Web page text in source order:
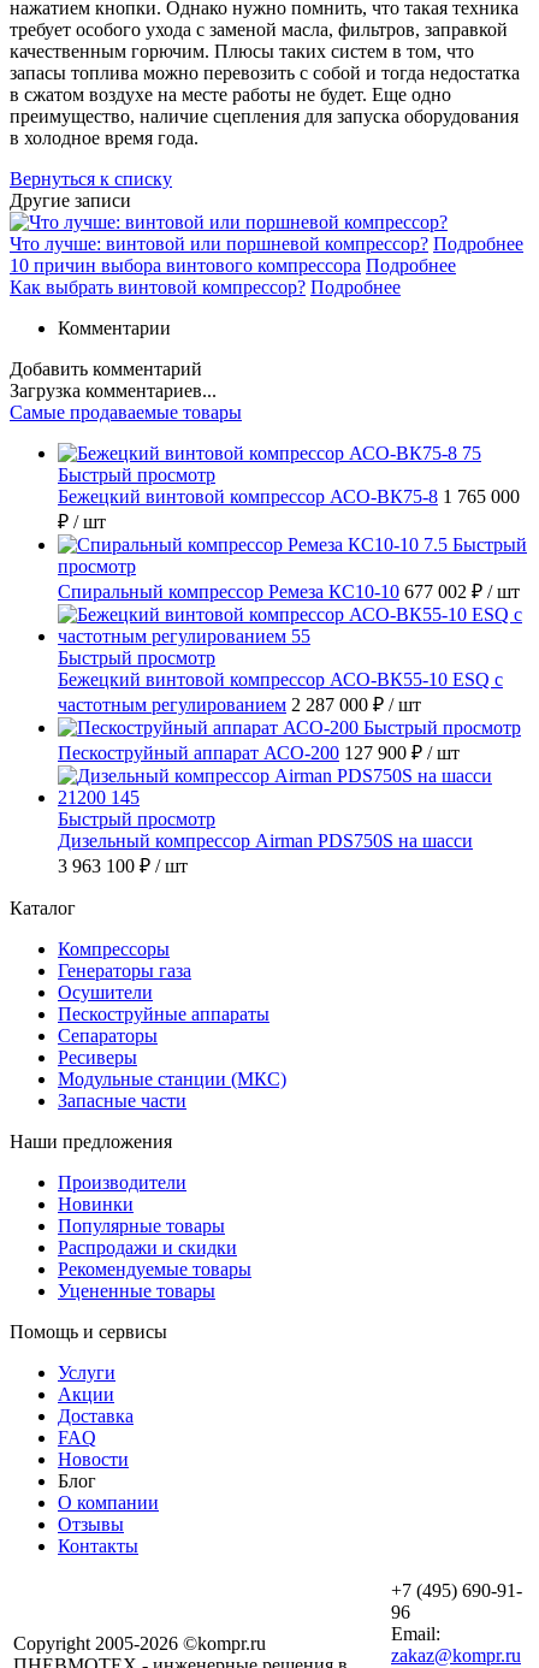
нажатием кнопки. Однако нужно помнить, что такая техника
требует особого ухода с заменой масла, фильтров, заправкой
качественным горючим. Плюсы таких систем в том, что
запасы топлива можно перевозить с собой и тогда недостатка
в сжатом воздухе на месте работы не будет. Еще одно
преимущество, наличие сцепления для запуска оборудования
в холодное время года.
Вернуться к списку
Другие записи
Что лучше: винтовой или поршневой компрессор? Подробнее
10 причин выбора винтового компрессора Подробнее
Как выбрать винтовой компрессор? Подробнее
Комментарии
Добавить комментарий
Загрузка комментариев...
Самые продаваемые товары
Быстрый просмотр
Бежецкий винтовой компрессор АСО-ВК75-8 1 765 000
₽ / шт
Быстрый
просмотр
Спиральный компрессор Ремеза КС10-10 677 002 ₽ / шт
Быстрый просмотр
Бежецкий винтовой компрессор АСО-ВК55-10 ESQ с
частотным регулированием 2 287 000 ₽ / шт
Быстрый просмотр
Пескоструйный аппарат АСО-200 127 900 ₽ / шт
Быстрый просмотр
Дизельный компрессор Airman PDS750S на шасси
3 963 100 ₽ / шт
Каталог
Компрессоры
Генераторы газа
Осушители
Пескоструйные аппараты
Сепараторы
Ресиверы
Модульные станции (МКС)
Запасные части
Наши предложения
Производители
Новинки
Популярные товары
Распродажи и скидки
Рекомендуемые товары
Уцененные товары
Помощь и сервисы
Услуги
Акции
Доставка
FAQ
Новости
Блог
О компании
Отзывы
Контакты
Copyright 2005-2026 ©kompr.ru
+7 (495) 690-91-
96
Email:
zakaz@kompr.ru